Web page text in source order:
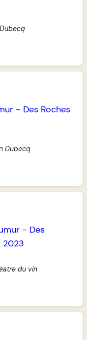
- Des Roches
Dubecq
- Des
2023
du vin